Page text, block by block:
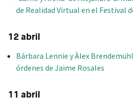
de Realidad Virtual en el Festival
12 abril
Bárbara Lennie y Àlex
órdenes de Jaime Rosales
11 abril